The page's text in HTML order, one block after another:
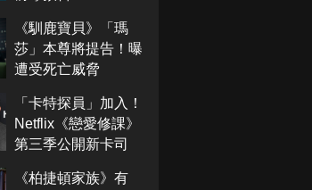
《馴鹿寶貝》「瑪
莎」本尊將提告！曝
遭受死亡威脅
「卡特探員」加入！
Netflix《戀愛修課》
第三季公開新卡司
《柏捷頓家族》有